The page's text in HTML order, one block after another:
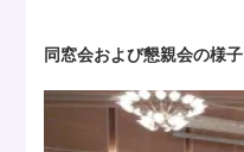
同窓会および懇親会の様子